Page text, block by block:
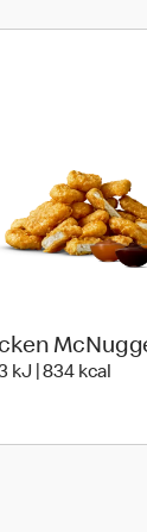
kJ | 834 kcal